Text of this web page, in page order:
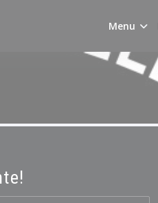
Menu